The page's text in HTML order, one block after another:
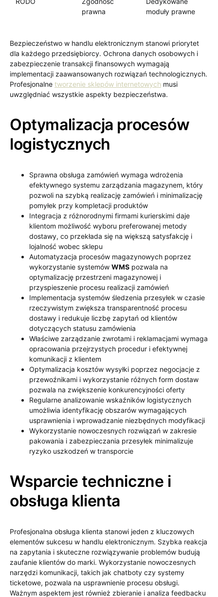
prawna
moduły prawne
Bezpieczeństwo w handlu elektronicznym stanowi priorytet
dla każdego przedsiębiorcy. Ochrona danych osobowych i
zabezpieczenie transakcji finansowych wymagają
implementacji zaawansowanych rozwiązań technologicznych.
Profesjonalne tworzenie sklepów internetowych musi
uwzględniać wszystkie aspekty bezpieczeństwa.
Optymalizacja procesów
logistycznych
Sprawna obsługa zamówień wymaga wdrożenia
efektywnego systemu zarządzania magazynem, który
pozwoli na szybką realizację zamówień i minimalizację
pomyłek przy kompletacji produktów
Integracja z różnorodnymi firmami kurierskimi daje
klientom możliwość wyboru preferowanej metody
dostawy, co przekłada się na większą satysfakcję i
lojalność wobec sklepu
Automatyzacja procesów magazynowych poprzez
wykorzystanie systemów WMS pozwala na
optymalizację przestrzeni magazynowej i
przyspieszenie procesu realizacji zamówień
Implementacja systemów śledzenia przesyłek w czasie
rzeczywistym zwiększa transparentność procesu
dostawy i redukuje liczbę zapytań od klientów
dotyczących statusu zamówienia
Właściwe zarządzanie zwrotami i reklamacjami wymaga
opracowania przejrzystych procedur i efektywnej
komunikacji z klientem
Optymalizacja kosztów wysyłki poprzez negocjacje z
przewoźnikami i wykorzystanie różnych form dostaw
pozwala na zwiększenie konkurencyjności oferty
Regularne analizowanie wskaźników logistycznych
umożliwia identyfikację obszarów wymagających
usprawnienia i wprowadzanie niezbędnych modyfikacji
Wykorzystanie nowoczesnych rozwiązań w zakresie
pakowania i zabezpieczania przesyłek minimalizuje
ryzyko uszkodzeń w transporcie
Wsparcie techniczne i
obsługa klienta
Profesjonalna obsługa klienta stanowi jeden z kluczowych
elementów sukcesu w handlu elektronicznym. Szybka reakcja
na zapytania i skuteczne rozwiązywanie problemów budują
zaufanie klientów do marki. Wykorzystanie nowoczesnych
narzędzi komunikacji, takich jak chatboty czy systemy
ticketowe, pozwala na usprawnienie procesu obsługi.
Ważnym aspektem jest również zbieranie i analiza feedbacku